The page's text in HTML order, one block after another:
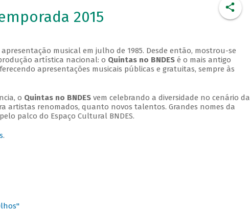
2015
musical em julho de 1985. Desde então, mostrou-se
artística nacional: o Quintas no BNDESé o mais antigo
apresentações musicais públicas e gratuitas, sempre às
o Quintas no BNDESvem celebrando a diversidade no cenário da
artistas renomados, quanto novos talentos. Grandes nomes da
palco do Espaço Cultural BNDES.
.